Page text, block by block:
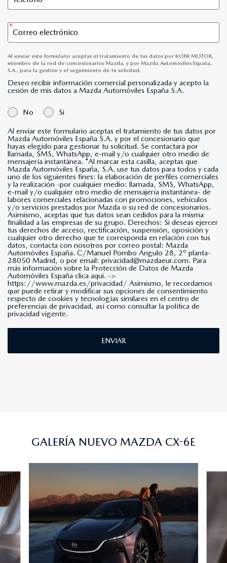
Al enviar este formulario aceptas el tratamiento de tus datos por KONI MOTOR,
miembro de la red de concesionarios Mazda, y por Mazda Automóviles España,
S.A., para la gestión y el seguimiento de tu solicitud.
Deseo recibir información comercial personalizada y acepto la
cesión de mis datos a Mazda Automóviles España S.A.
No Si
Al enviar este formulario aceptas el tratamiento de tus datos por
Mazda Automóviles España S.A. y por el concesionario que
hayas elegido para gestionar tu solicitud. Se contactará por
llamada, SMS, WhatsApp, e-mail y/o cualquier otro medio de
mensajería instantánea. *Al marcar esta casilla, aceptas que
Mazda Automóviles España, S.A. use tus datos para todos y cada
uno de los siguientes fines: la elaboración de perfiles comerciales
y la realización -por cualquier medio: llamada, SMS, WhatsApp,
e-mail y/o cualquier otro medio de mensajería instantánea- de
labores comerciales relacionadas con promociones, vehículos
y/o servicios prestados por Mazda o su red de concesionarios.
Asimismo, aceptas que tus datos sean cedidos para la misma
finalidad a las empresas de su grupo. Derechos: Si deseas ejercer
tus derechos de acceso, rectificación, suspensión, oposición y
cualquier otro derecho que te corresponda en relación con tus
datos, contacta con nosotros por correo postal: Mazda
Automóviles España. C/Manuel Pombo Angulo 28, 2º planta-
28050 Madrid, o por email: privacidad@mazdaeur.com. Para
más información sobre la Protección de Datos de Mazda
Automóviles España clica aqui. ->
https://www.mazda.es/privacidad/
que puede retirar y modificar sus opciones de consentimiento
respecto de cookies y tecnologías similares en el centro de
preferencias de privacidad, así como consultar la política de
privacidad vigente.
ENVIAR
GALERÍA NUEVO MAZDA CX-6E